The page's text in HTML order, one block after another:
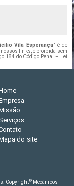
Vila Esperança" é de
nossos links, é proibida sem
184 do Código Penal – Lei
do site
Copyright© Mecânicos